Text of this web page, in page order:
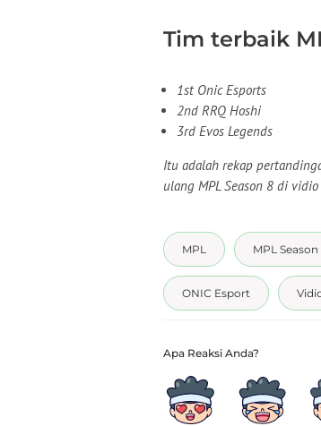
Tim terbaik
1st Onic Esports
2nd RRQ Hoshi
3rd Evos Legends
Itu adalah rekap
ulang MPL Season 8 di
MPL MPL Season
ONIC Esport